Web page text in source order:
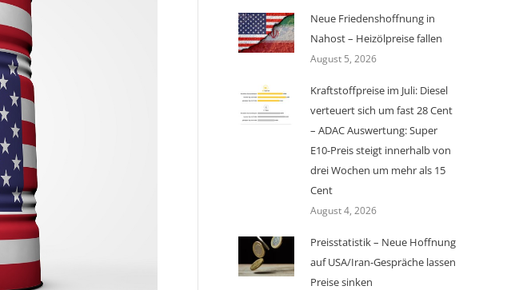
Neue Friedenshoffnung in
Nahost – Heizölpreise fallen
August 5, 2026
Kraftstoffpreise im Juli: Diesel
verteuert sich um fast 28 Cent
– ADAC Auswertung: Super
E10-Preis steigt innerhalb von
drei Wochen um mehr als 15
Cent
August 4, 2026
Preisstatistik – Neue Hoffnung
auf USA/Iran-Gespräche lassen
Preise sinken